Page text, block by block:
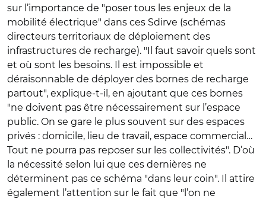
sur l’importance de "poser tous les enjeux de la
mobilité électrique" dans ces Sdirve (schémas
directeurs territoriaux de déploiement des
infrastructures de recharge). "Il faut savoir quels sont
et où sont les besoins. Il est impossible et
déraisonnable de déployer des bornes de recharge
partout", explique-t-il, en ajoutant que ces bornes
"ne doivent pas être nécessairement sur l’espace
public. On se gare le plus souvent sur des espaces
privés : domicile, lieu de travail, espace commercial…
Tout ne pourra pas reposer sur les collectivités". D’où
la nécessité selon lui que ces dernières ne
déterminent pas ce schéma "dans leur coin". Il attire
également l’attention sur le fait que "l’on ne